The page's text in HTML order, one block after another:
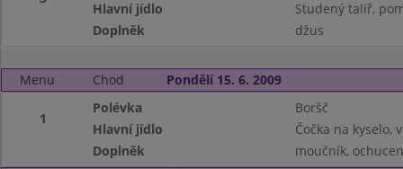
Hlavní jídlo
Studený talíř,
Doplněk
džus
Menu Chod Pondělí 15. 6. 2009
1
Polévka
Boršč
Hlavní jídlo
Čočka na kyselo,
Doplněk
moučník,